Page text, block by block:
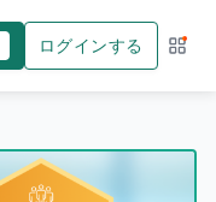
ログインする サー